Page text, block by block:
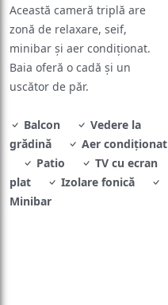
Această cameră triplă are
zonă de relaxare, seif,
minibar și aer condiționat.
Baia oferă o cadă și un
uscător de păr.
Balcon
Vedere la
grădină
Aer condiţionat
Patio
TV cu ecran
plat
Izolare fonică
Minibar